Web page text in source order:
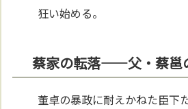
狂い始める。
蔡家の転落——父・蔡邕
董卓の暴政に耐えかねた臣下